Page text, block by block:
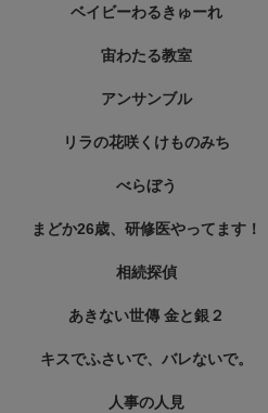
ベイビーわるきゅーれ
宙わたる教室
アンサンブル
リラの花咲くけものみち
べらぼう
まどか26歳、研修医やってます！
相続探偵
あきない世傳 金と銀２
キスでふさいで、バレないで。
人事の人見